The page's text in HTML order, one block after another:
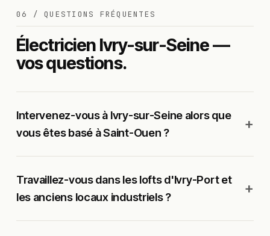
06 / QUESTIONS FRÉQUENTES
Électricien Ivry-sur-Seine —
vos questions.
Intervenez-vous à Ivry-sur-Seine alors que
vous êtes basé à Saint-Ouen ?
Travaillez-vous dans les lofts d'Ivry-Port et
les anciens locaux industriels ?